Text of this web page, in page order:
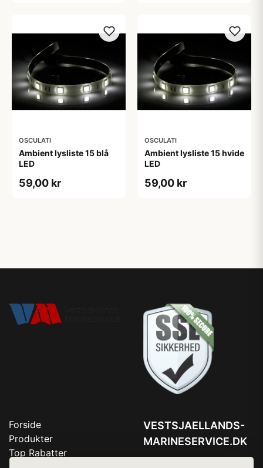
OSCULATI
Ambient lysliste 15 blå
LED
59,00 kr
OSCULATI
Ambient lysliste 15 hvide
LED
59,00 kr
Forside
Produkter
Top Rabatter
VESTSJAELLANDS-
MARINESERVICE.DK